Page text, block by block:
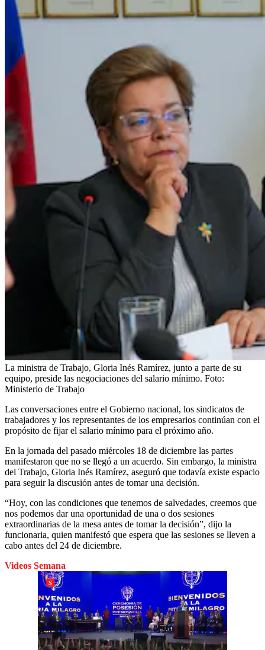
La ministra de Trabajo, Gloria Inés Ramírez, junto a parte de su
equipo, preside las negociaciones del salario mínimo. Foto:
Ministerio de Trabajo
Las conversaciones entre el Gobierno nacional, los sindicatos de
trabajadores y los representantes de los empresarios continúan con el
propósito de fijar el salario mínimo para el próximo año.
En la jornada del pasado miércoles 18 de diciembre las partes
manifestaron que no se llegó a un acuerdo. Sin embargo, la ministra
del Trabajo, Gloria Inés Ramírez, aseguró que todavía existe espacio
para seguir la discusión antes de tomar una decisión.
“Hoy, con las condiciones que tenemos de salvedades, creemos que
nos podemos dar una oportunidad de una o dos sesiones
extraordinarias de la mesa antes de tomar la decisión”, dijo la
funcionaria, quien manifestó que espera que las sesiones se lleven a
cabo antes del 24 de diciembre.
Videos Semana